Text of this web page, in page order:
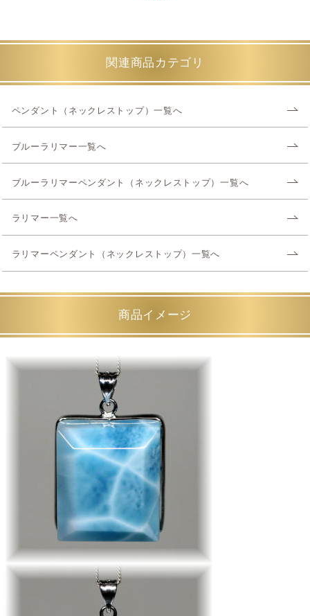
関連商品カテゴリ
ペンダント（ネックレストップ）一覧へ
ブルーラリマー一覧へ
ブルーラリマーペンダント（ネックレストップ）一覧へ
ラリマー一覧へ
ラリマーペンダント（ネックレストップ）一覧へ
商品イメージ